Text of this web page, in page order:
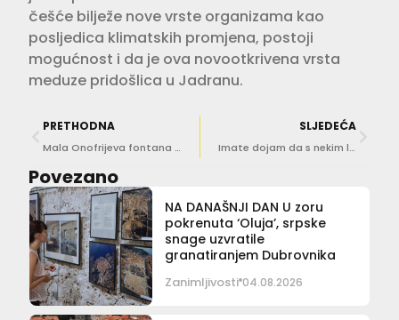
češće bilježe nove vrste organizama kao
posljedica klimatskih promjena, postoji
mogućnost i da je ova novootkrivena vrsta
meduze pridošlica u Jadranu.
PRETHODNA
Mala Onofrijeva fontana u ljubičastom kao podrška oboljelima od epilepsije
SLJEDEĆA
Imate dojam da s nekim ljudima ‘Vi u kupe a oni u špade’? Pročitajte ovo!
Povezano
NA DANAŠNJI DAN U zoru
pokrenuta ‘Oluja’, srpske
snage uzvratile
granatiranjem Dubrovnika
Zanimljivosti 04.08.2026